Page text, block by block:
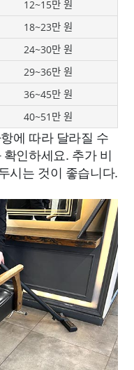
12~15만 원
18~23만 원
24~30만 원
29~36만 원
36~45만 원
40~51만 원
에 따라 달라질 수
인하세요. 추가 비
시는 것이 좋습니다.